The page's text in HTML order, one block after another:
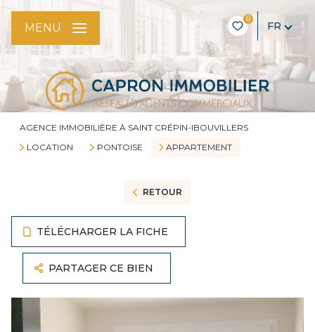
0
FR
MENU
AGENCE IMMOBILIÈRE À SAINT CRÉPIN-IBOUVILLERS
LOCATION
PONTOISE APPARTEMENT
RETOUR
TÉLÉCHARGER LA FICHE
PARTAGER CE BIEN